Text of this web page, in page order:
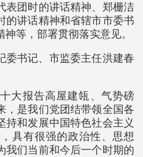
表团时的讲话精神、郑栅洁
的讲话精神和省辖市市委书
等，部署贯彻落实意见。
委书记、市监委主任洪建春
大报告高屋建瓴、气势磅
，是我们党团结带领全国各
持和发展中国特色社会主义
具有很强的政治性、思想
我们当前和今后一个时期的